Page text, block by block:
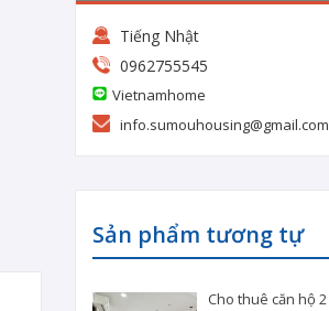
Tiếng Nhật
0962755545
Vietnamhome
info.sumouhousing@gmail.com
Sản phẩm tương tự
Cho thuê căn hộ 2